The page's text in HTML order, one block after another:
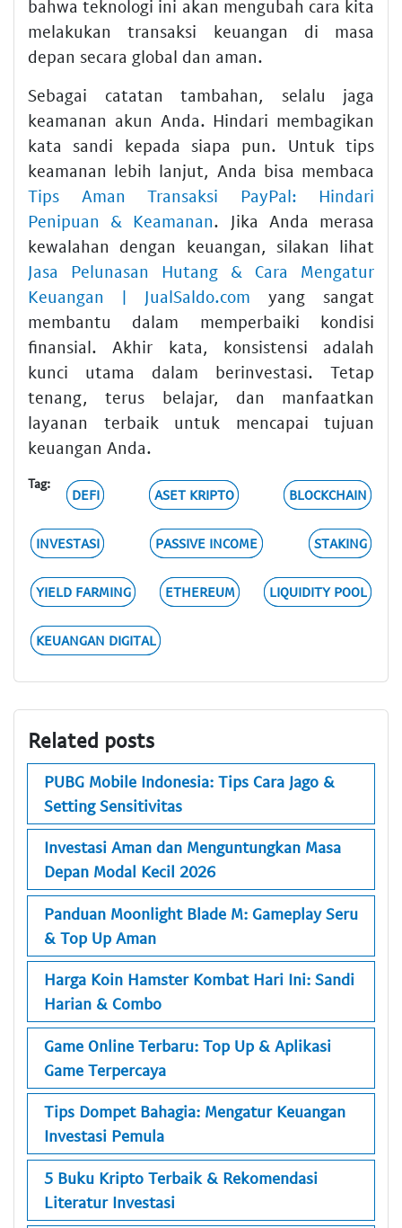
bahwa teknologi ini akan mengubah cara kita
melakukan transaksi keuangan di masa
depan secara global dan aman.
Sebagai catatan tambahan, selalu jaga
keamanan akun Anda. Hindari membagikan
kata sandi kepada siapa pun. Untuk tips
keamanan lebih lanjut, Anda bisa membaca
Tips Aman Transaksi PayPal: Hindari
Penipuan & Keamanan. Jika Anda merasa
kewalahan dengan keuangan, silakan lihat
Jasa Pelunasan Hutang & Cara Mengatur
Keuangan | JualSaldo.com yang sangat
membantu dalam memperbaiki kondisi
finansial. Akhir kata, konsistensi adalah
kunci utama dalam berinvestasi. Tetap
tenang, terus belajar, dan manfaatkan
layanan terbaik untuk mencapai tujuan
keuangan Anda.
Tag:
DEFI ASET KRIPTO BLOCKCHAIN
INVESTASI PASSIVE INCOME STAKING
YIELD FARMING ETHEREUM LIQUIDITY POOL
KEUANGAN DIGITAL
Related posts
PUBG Mobile Indonesia: Tips Cara Jago &
Setting Sensitivitas
Investasi Aman dan Menguntungkan Masa
Depan Modal Kecil 2026
Panduan Moonlight Blade M: Gameplay Seru
& Top Up Aman
Harga Koin Hamster Kombat Hari Ini: Sandi
Harian & Combo
Game Online Terbaru: Top Up & Aplikasi
Game Terpercaya
Tips Dompet Bahagia: Mengatur Keuangan
Investasi Pemula
5 Buku Kripto Terbaik & Rekomendasi
Literatur Investasi